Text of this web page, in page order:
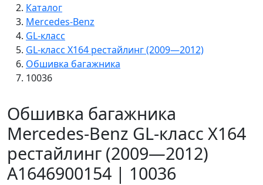
Каталог
Mercedes-Benz
GL-класс
GL-класс X164 рестайлинг (2009—2012)
Обшивка багажника
10036
Обшивка багажника
Mercedes-Benz GL-класс X164
рестайлинг (2009—2012)
A1646900154 | 10036